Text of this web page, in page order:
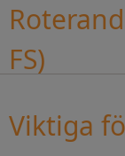
FS)
Viktiga